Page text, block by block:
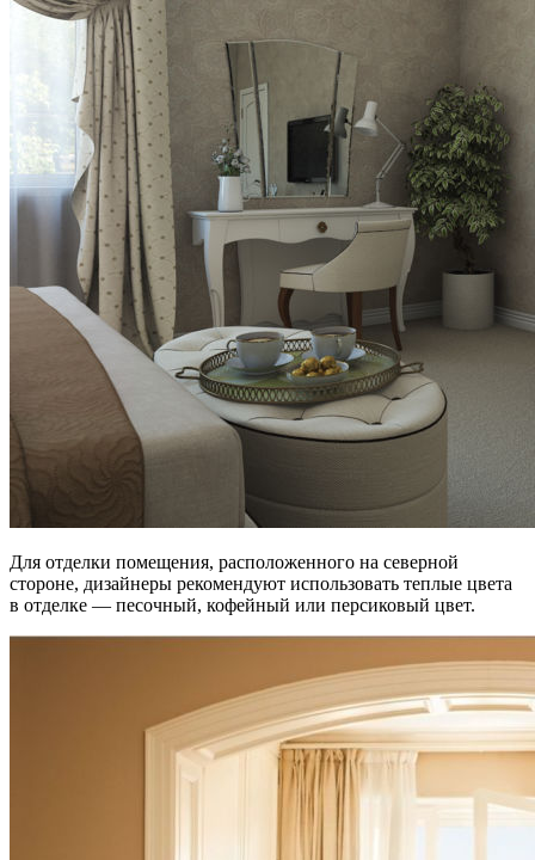
Для отделки помещения, расположенного на северной
стороне, дизайнеры рекомендуют использовать теплые цвета
в отделке — песочный, кофейный или персиковый цвет.